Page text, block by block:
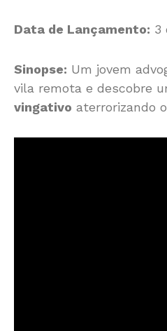
Data de Lançamento: 3
Sinopse: Um jovem
vila remota e descobre
vingativo aterrorizando